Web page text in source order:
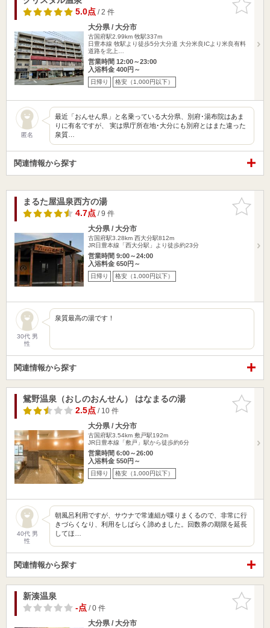
りに追加
5.0点/ 2 件
大分県 / 大分市
古国府駅2.99km 牧駅337m
日豊本線 牧駅より徒歩5分大分道 大分米良ICより米良有料
道路を北上…
営業時間 12:00～23:00
入浴料金 400円～
日帰り 格安（1,000円以下）
匿名
最近「おんせん県」と名乗っている大分県、別府･湯布院はあま
りに有名ですが、 実は県庁所在地･大分にも別府とはまた違った
泉質…
関連情報から探す
お気に入
りに追加
まるた屋温泉西方の湯
4.7点/ 9 件
大分県 / 大分市
古国府駅3.28km 西大分駅812m
JR日豊本線「西大分駅」より徒歩約23分
営業時間 9:00～24:00
入浴料金 650円～
日帰り 格安（1,000円以下）
30代 男
性
泉質最高の湯です！
関連情報から探す
お気に入
りに追加
鴛野温泉（おしのおんせん） はなまるの湯
2.5点/ 10 件
大分県 / 大分市
古国府駅3.54km 敷戸駅192m
JR日豊本線「敷戸」駅から徒歩約6分
営業時間 6:00～26:00
入浴料金 550円～
日帰り 格安（1,000円以下）
40代 男
性
朝風呂利用ですが、サウナで常連組が喋りまくるので、非常に行
きづらくなり、利用をしばらく諦めました。回数券の期限を延長
してほ…
関連情報から探す
お気に入
りに追加
新湊温泉
-点/ 0 件
大分県 / 大分市